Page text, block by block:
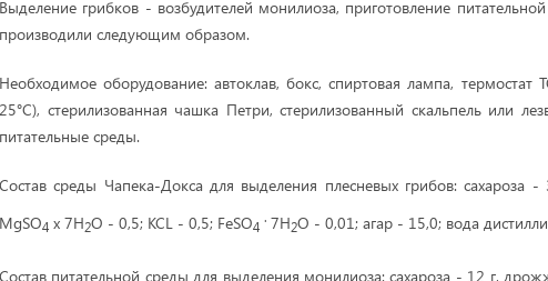
Выделение грибков - возбудителей монилиоза, приготовление
производили следующим образом.
Необходимое оборудование: автоклав, бокс, спиртовая лампа,
25°С), стерилизованная чашка Петри, стерилизованный скальпель или
питательные среды.
Состав среды Чапека-Докса для выделения плесневых грибов: сахароза -
MgSO4 x 7H2O - 0,5; KCL - 0,5; FeSO4
. 7H2O - 0,01; агар - 15,0; вода
Состав питательной среды для выделения монилиоза: сахароза - 12 г,